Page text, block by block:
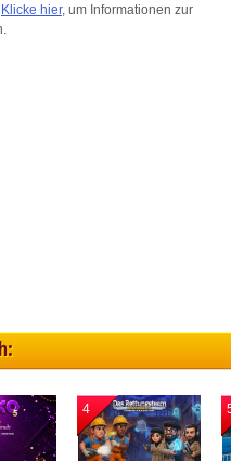
Klicke hier, um Informationen zur
4